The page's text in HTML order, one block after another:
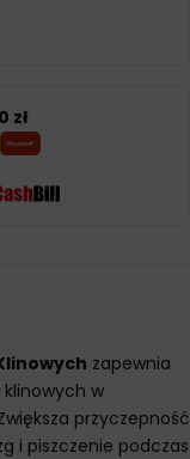
zł
zapewnia
w
przyczepność
i piszczenie podczas